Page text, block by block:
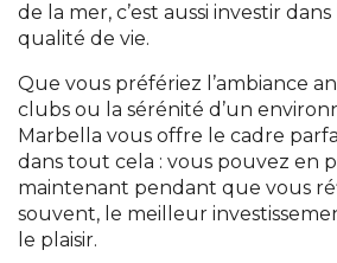
de la mer, c’est aussi investir
qualité de vie.
Que vous préfériez l’ambiance
clubs ou la sérénité d’un
Marbella vous offre le cadre
dans tout cela : vous pouvez en
maintenant pendant que vous
souvent, le meilleur
le plaisir.